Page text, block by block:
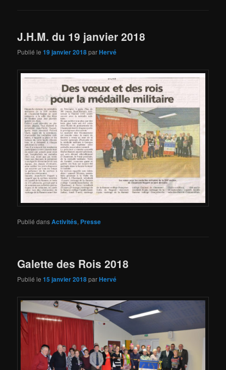
J.H.M. du 19 janvier 2018
Publié le19 janvier 2018parHervé
Publié dansActivités, Presse
Galette des Rois 2018
Publié le15 janvier 2018parHervé